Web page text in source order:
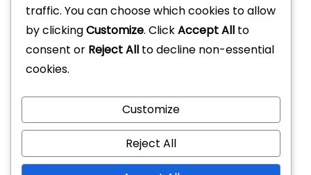
etablera en konsekvent metod för datainsamling
och rapportering. Detta inkluderar att definiera
vad som utgör slutförande för varje milstolpe och
säkerställa att alla teammedlemmar följer
data kan hjälpa till att upprätthålla noggrannhet
och tillförlitlighet.
Uppmuntra teammedlemmar att snabbt
traffic. You can choose which cookies to allow
by clickingCustomize. ClickAccept All to
consent or Reject All to decline non-essential
cookies.
Customize
Reject All